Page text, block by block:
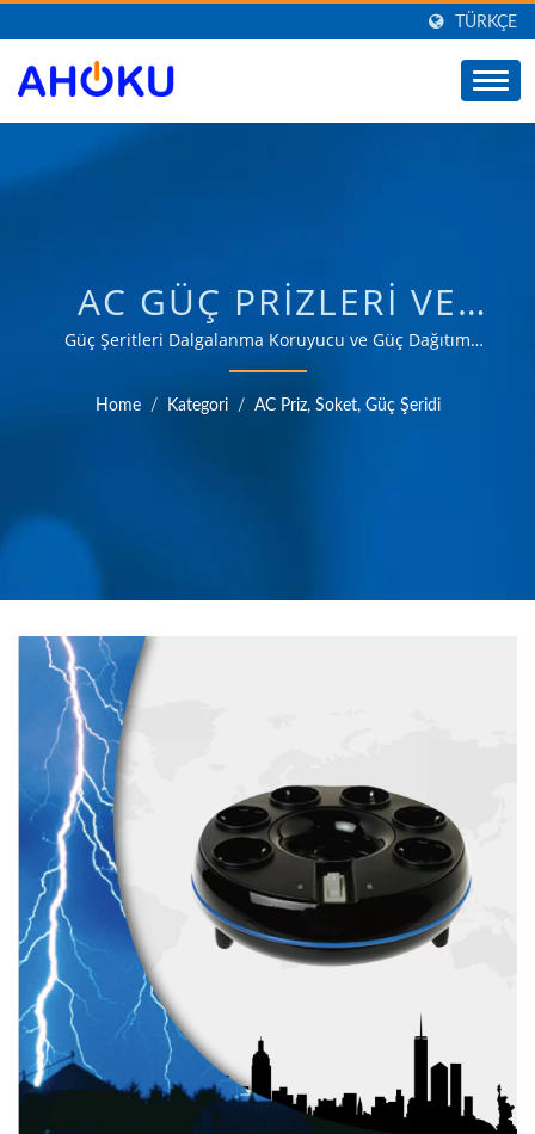
TÜRKÇE
AC GÜÇ PRIZLERI VE
DALGALANMA/ AC GÜÇ
DALGALANMA
DÖNÜŞTÜRÜCÜ, USB
ŞARJ CIHAZI, RACK
MONTAJ PDU
TEDARIKÇISI | AHOKU
ELECTRONIC COMPANY
Güç Şeritleri Dalgalanma Koruyucu ve Güç Dağıtım
Ünitesi ve AC Güç Prizleri/ 35 yılı aşkın süredir,
endüstriyel, iletişim, otomotiv ve tüketici pazarları gibi
Home / Kategori / AC Priz, Soket, Güç Şeridi